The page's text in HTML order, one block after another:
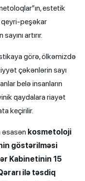
estetik
qeyri-peşəkar
artırır.
görə, ölkəmizdə
çəkənlərin sayı
belə insanların
qaydalara riayət
keçirilir.
əsasən kosmetoloji
göstərilməsi
Kabinetinin 15
ilə təsdiq